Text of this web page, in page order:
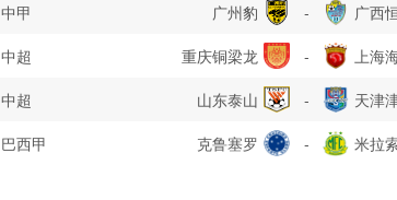
部
中甲 广州豹 - 广西
中超 重庆铜梁龙 - 上海
中超 山东泰山 - 天津
巴西甲 克鲁塞罗 - 米拉